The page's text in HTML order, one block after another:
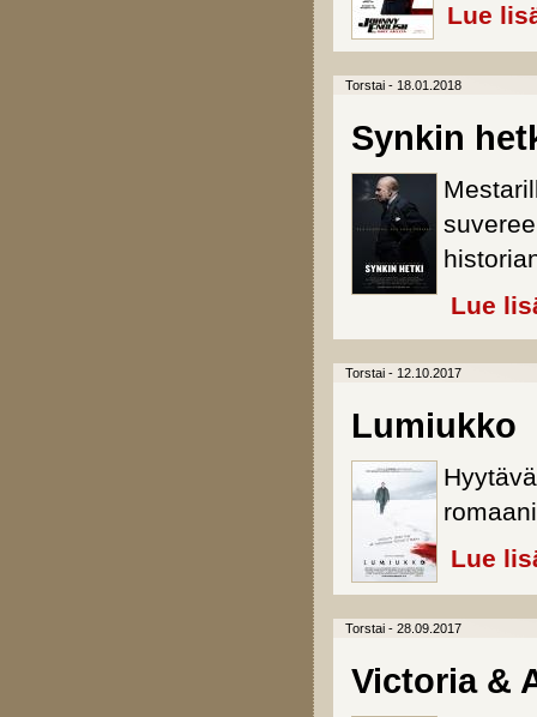
Lue
Torstai - 18.01.2018
Synkin
Lue
Torstai - 12.10.2017
Lumiukko
Lue
Torstai - 28.09.2017
Victoria &